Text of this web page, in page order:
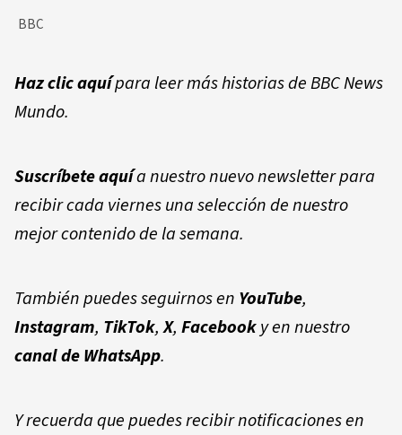
BBC
Haz clic aquípara leer más historias de BBC News
Mundo.
Suscríbete aquía nuestro nuevo newsletter para
recibir cada viernes una selección de nuestro
mejor contenido de la semana.
También puedes seguirnos en YouTube,
Instagram, TikTok,X, Facebooky en nuestro
canal de WhatsApp.
Y recuerda que puedes recibir notificaciones en